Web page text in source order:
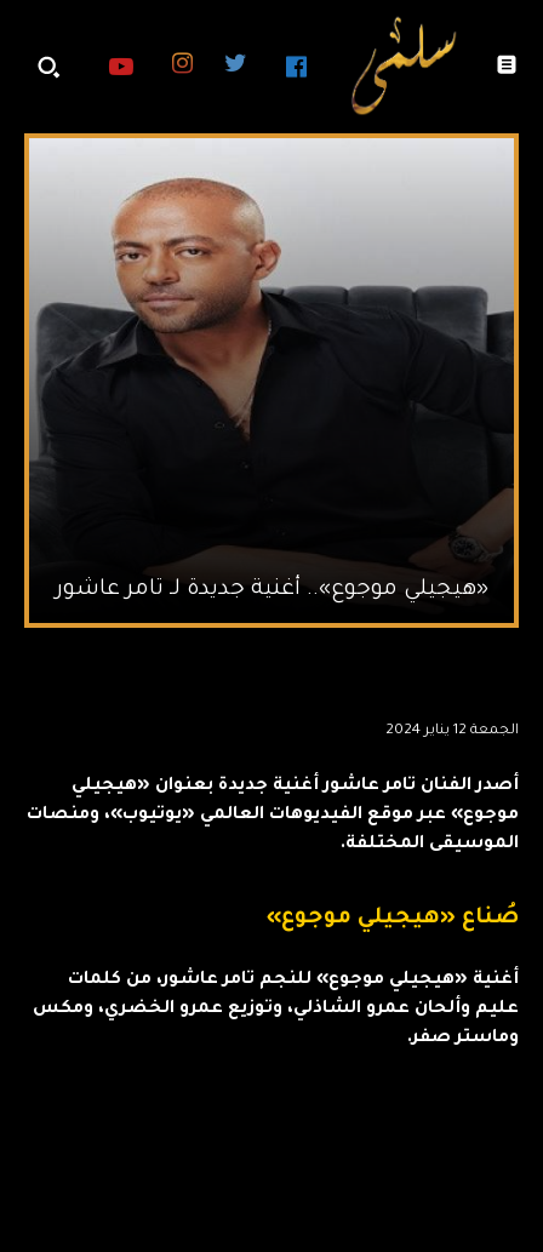
«هيجيلي موجوع».. أغنية جديدة لـ تامر عاشور
الجمعة 12 يناير 2024
أصدر الفنان تامر عاشور أغنية جديدة بعنوان «هيجيلي
موجوع» عبر موقع الفيديوهات العالمي «يوتيوب»، ومنصات
الموسيقى المختلفة.
صُناع «هيجيلي موجوع»
أغنية «هيجيلي موجوع» للنجم تامر عاشور، من كلمات
عليم وألحان عمرو الشاذلي، وتوزيع عمرو الخضري، ومكس
وماستر صفر.